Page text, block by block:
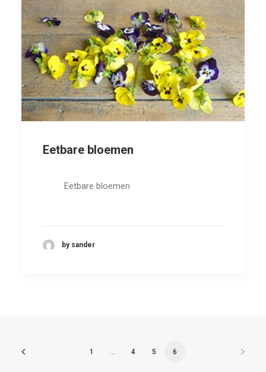
Eetbare bloemen
Eetbare bloemen
by sander
1 4 5 6